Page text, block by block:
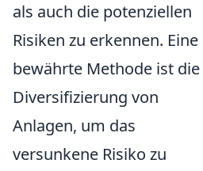
als auch die potenziellen
Risiken zu erkennen. Eine
bewährte Methode ist die
Diversifizierung von
Anlagen, um das
versunkene Risiko zu